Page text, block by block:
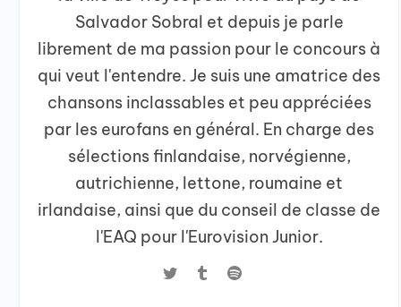
Salvador Sobral et depuis je parle
librement de ma passion pour le concours à
qui veut l'entendre. Je suis une amatrice des
chansons inclassables et peu appréciées
par les eurofans en général. En charge des
sélections finlandaise, norvégienne,
autrichienne, lettone, roumaine et
irlandaise, ainsi que du conseil de classe de
l'EAQ pour l'Eurovision Junior.